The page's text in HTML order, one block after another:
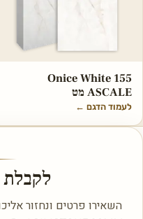
Onice White 155
ASCALE מט
לעמוד הדגם ←
לקבלת